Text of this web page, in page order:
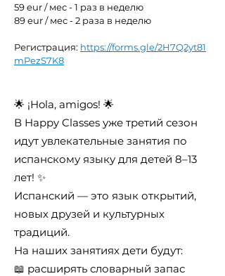
59 eur / мес - 1 раз в неделю
89 eur / мес - 2 раза в неделю
Регистрация: https://forms.gle/2H7Q2yt81
mPezS7K8
🌟 ¡Hola, amigos! 🌟
В Happy Classes уже третий сезон
идут увлекательные занятия по
испанскому языку для детей 8–13
лет! ✨
Испанский — это язык открытий,
новых друзей и культурных
традиций.
На наших занятиях дети будут:
📖 расширять словарный запас